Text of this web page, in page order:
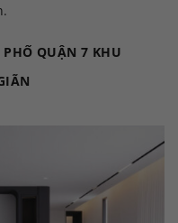
QUẬN 7 KHU